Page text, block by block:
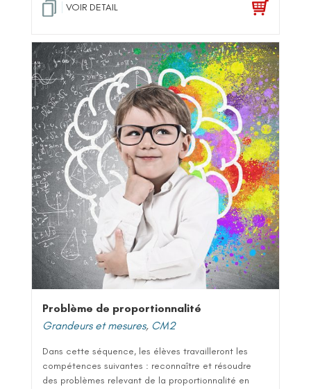
VOIR DETAIL
Problème de proportionnalité
Grandeurs et mesures, CM2
Dans cette séquence, les élèves travailleront les
compétences suivantes : reconnaître et résoudre
des problèmes relevant de la proportionnalité en